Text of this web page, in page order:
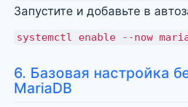
Запустите и добавьте в
systemctl enable --now
6. Базовая настройка
MariaDB